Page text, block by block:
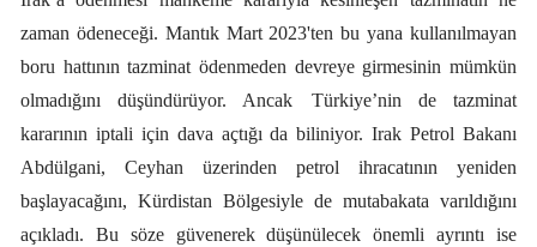
zaman ödeneceği. Mantık Mart 2023'ten bu yana kullanılmayan
boru hattının tazminat ödenmeden devreye girmesinin mümkün
olmadığını düşündürüyor. Ancak
Türkiye’nin de tazminat
kararının iptali için dava açtığı da biliniyor. Irak Petrol Bakanı
Abdülgani, Ceyhan üzerinden petrol ihracatının yeniden
başlayacağını, Kürdistan Bölgesiyle de mutabakata varıldığını
açıkladı. Bu söze güvenerek düşünülecek önemli ayrıntı ise